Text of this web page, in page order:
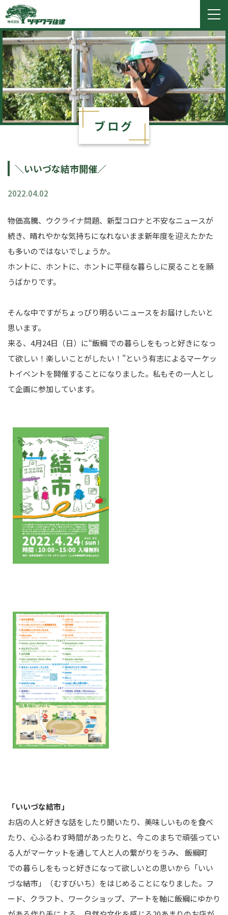
ブログ
＼いいづな結市開催／
2022.04.02
物価高騰、ウクライナ問題、新型コロナと不安なニュースが
続き、晴れやかな気持ちになれないまま新年度を迎えたかた
も多いのではないでしょうか。
ホントに、ホントに、ホントに平穏な暮らしに戻ることを願
うばかりです。
そんな中ですがちょっぴり明るいニュースをお届けしたいと
思います。
来る、4月24日（日）に“飯綱 での暮らしをもっと好きになっ
て欲しい！楽しいことがしたい！”という有志によるマーケッ
トイベントを開催することになりました。私もその一人とし
て企画に参加しています。
「いいづな結市」
お店の人と好きな話をしたり聞いたり、美味しいものを食べ
たり、心ふるわす時間があったりと、今このまちで頑張ってい
る人がマーケットを通して人と人の繋がりをうみ、 飯綱町
での暮らしをもっと好きになって欲しいとの思いから「いい
づな結市」（むすびいち）をはじめることになりました。フ
ード、クラフト、ワークショップ、アートを軸に飯綱にゆかり